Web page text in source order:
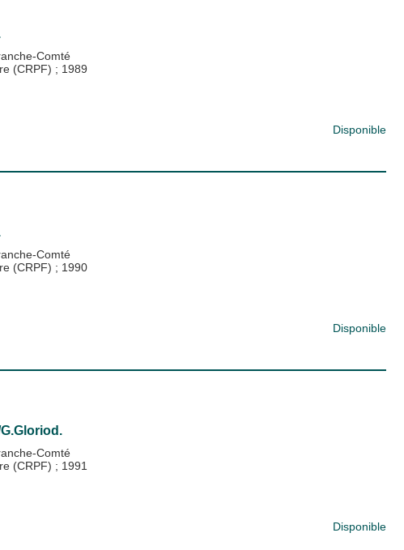
Comté
(CRPF) ; 1989
Disponible
Comté
(CRPF) ; 1990
Disponible
Comté
(CRPF) ; 1991
Disponible